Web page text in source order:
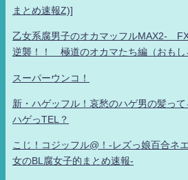
まとめ速報Z)]
乙女系腐男子のオカマッフルMAX2-
逆襲！！ 極道のオカマたち編（おもし
スーパーウンコ！
新・ハゲッフル！哀愁のハゲ男の髪って
ハゲっTEL？
こじ！コジッフル@！-レズっ娘百合ネ
女のBL腐女子的まとめ速報-